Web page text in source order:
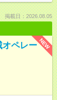
掲載日：2026.08.05
NEW
オペレー